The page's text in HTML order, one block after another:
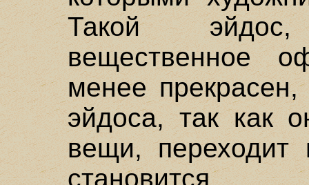
Такой
вещественное
менее
эйдоса, так как
вещи, переходит
становится